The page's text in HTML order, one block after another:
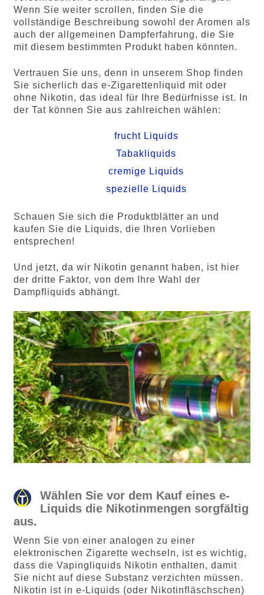
Wenn Sie weiter scrollen, finden Sie die
vollständige Beschreibung sowohl der Aromen als
auch der allgemeinen Dampferfahrung, die Sie
mit diesem bestimmten Produkt haben könnten.
Vertrauen Sie uns, denn in unserem Shop finden
Sie sicherlich das e-Zigarettenliquid mit oder
ohne Nikotin, das ideal für Ihre Bedürfnisse ist. In
der Tat können Sie aus zahlreichen wählen:
frucht Liquids
Tabakliquids
cremige Liquids
spezielle Liquids
Schauen Sie sich die Produktblätter an und
kaufen Sie die Liquids, die Ihren Vorlieben
entsprechen!
Und jetzt, da wir Nikotin genannt haben, ist hier
der dritte Faktor, von dem Ihre Wahl der
Dampfliquids abhängt.
Wählen Sie vor dem Kauf eines e-
Liquids die Nikotinmengen sorgfältig
aus.
Wenn Sie von einer analogen zu einer
elektronischen Zigarette wechseln, ist es wichtig,
dass die Vapingliquids Nikotin enthalten, damit
Sie nicht auf diese Substanz verzichten müssen.
Nikotin ist in e-Liquids (oder Nikotinfläschschen)